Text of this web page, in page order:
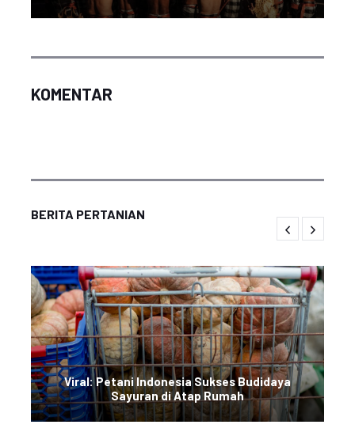
KOMENTAR
BERITA PERTANIAN
Viral: Petani Indonesia Sukses Budidaya
Sayuran di Atap Rumah